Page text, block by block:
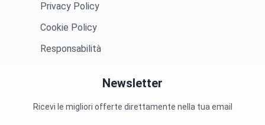
Privacy Policy
Cookie Policy
Responsabilità
Newsletter
Ricevi le migliori offerte direttamente nella tua email